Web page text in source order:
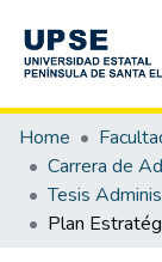
Communities &
All of DSpace
Statistics
Home